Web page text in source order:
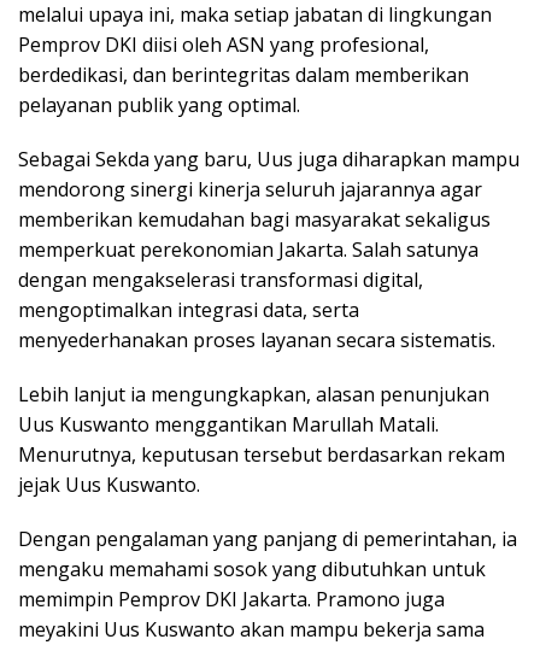
melalui upaya ini, maka setiap jabatan di lingkungan
Pemprov DKI diisi oleh ASN yang profesional,
berdedikasi, dan berintegritas dalam memberikan
pelayanan publik yang optimal.
Sebagai Sekda yang baru, Uus juga diharapkan mampu
mendorong sinergi kinerja seluruh jajarannya agar
memberikan kemudahan bagi masyarakat sekaligus
memperkuat perekonomian Jakarta. Salah satunya
dengan mengakselerasi transformasi digital,
mengoptimalkan integrasi data, serta
menyederhanakan proses layanan secara sistematis.
Lebih lanjut ia mengungkapkan, alasan penunjukan
Uus Kuswanto menggantikan Marullah Matali.
Menurutnya, keputusan tersebut berdasarkan rekam
jejak Uus Kuswanto.
Dengan pengalaman yang panjang di pemerintahan, ia
mengaku memahami sosok yang dibutuhkan untuk
memimpin Pemprov DKI Jakarta. Pramono juga
meyakini Uus Kuswanto akan mampu bekerja sama